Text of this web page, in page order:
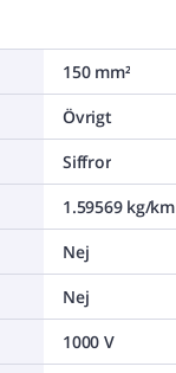
150 mm²
Övrigt
Siffror
1.59569 kg/km
Nej
Nej
1000 V